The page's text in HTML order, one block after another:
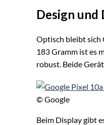
Design und
Optisch bleibt sich
183 Gramm ist es
robust. Beide
© Google
Beim Display gibt